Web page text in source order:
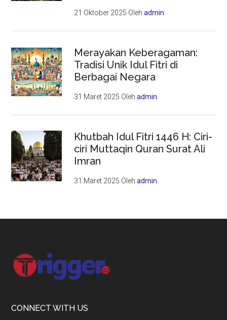
21 Oktober 2025 Olehadmin
Merayakan Keberagaman:
Tradisi Unik Idul Fitri di
Berbagai Negara
31 Maret 2025 Olehadmin
Khutbah Idul Fitri 1446 H: Ciri-
ciri Muttaqin Quran Surat Ali
Imran
31 Maret 2025 Olehadmin
Footer
CONNECT WITH US